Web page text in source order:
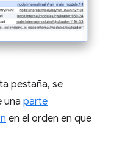
pestaña, se
una parte
en el orden en que